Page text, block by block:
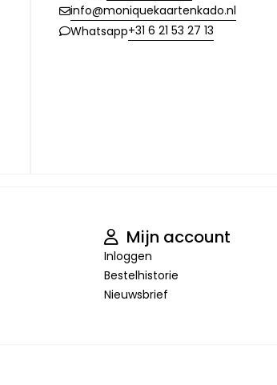
info@moniquekaartenkado.nl
Whatsapp+31 6 21 53 27 13
Mijn account
Inloggen
Bestelhistorie
Nieuwsbrief